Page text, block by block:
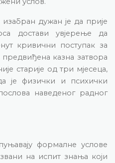
дужан је да прије
достави увјерење да
кривични поступак за
предвиђена казна затвора
старије од три мјесеца,
је физички и психички
наведеног радног
формалне услове
на испит знања који